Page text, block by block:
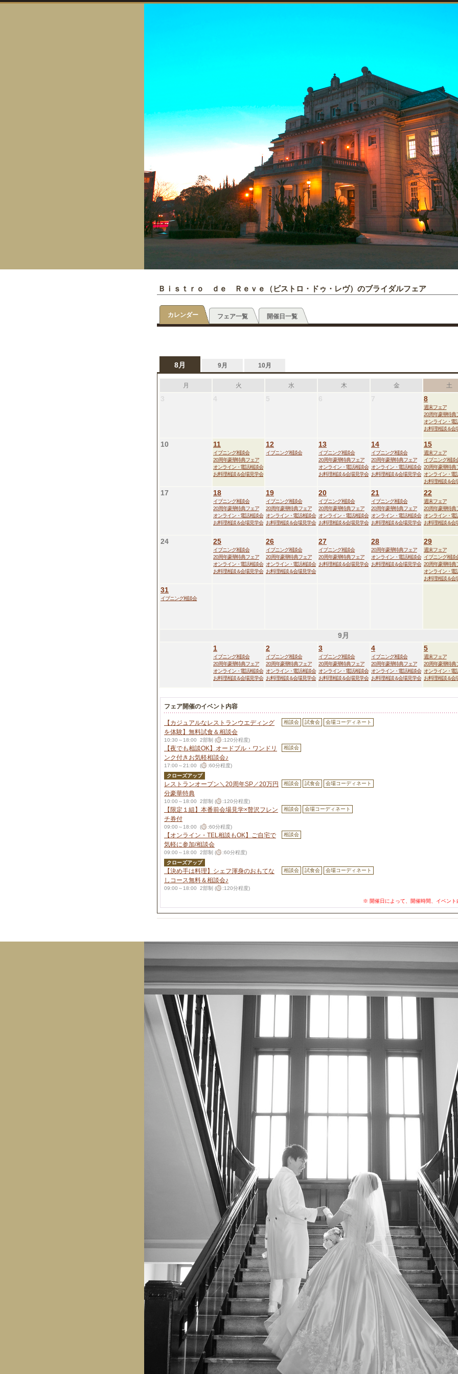
Ｂｉｓｔｒｏ ｄｅ Ｒｅｖｅ（ビストロ・ドゥ・レヴ）のブライダルフェア
カレンダー フェア一覧 開催日一覧
8月 9月 10月
月 火 水 木 金 土
8
週末フェア
20周年豪華特典
オンライン・電
お料理相談＆会
10 11
イブニング相談会
20周年豪華特典フェア
オンライン・電話相談会
お料理相談＆会場見学会
12
イブニング相談会
13
イブニング相談会
20周年豪華特典フェア
オンライン・電話相談会
お料理相談＆会場見学会
14
イブニング相談会
20周年豪華特典フェア
オンライン・電話相談会
お料理相談＆会場見学会
15
週末フェア
イブニング相談
20周年豪華特典
オンライン・電
お料理相談＆会
17 18
イブニング相談会
20周年豪華特典フェア
オンライン・電話相談会
お料理相談＆会場見学会
19
イブニング相談会
20周年豪華特典フェア
オンライン・電話相談会
お料理相談＆会場見学会
20
イブニング相談会
20周年豪華特典フェア
オンライン・電話相談会
お料理相談＆会場見学会
21
イブニング相談会
20周年豪華特典フェア
オンライン・電話相談会
お料理相談＆会場見学会
22
週末フェア
20周年豪華特典
オンライン・電
お料理相談＆会
24 25
イブニング相談会
20周年豪華特典フェア
オンライン・電話相談会
お料理相談＆会場見学会
26
イブニング相談会
20周年豪華特典フェア
オンライン・電話相談会
お料理相談＆会場見学会
27
イブニング相談会
20周年豪華特典フェア
お料理相談＆会場見学会
28
20周年豪華特典フェア
オンライン・電話相談会
お料理相談＆会場見学会
29
週末フェア
イブニング相談
20周年豪華特典
オンライン・電
お料理相談＆会
31
イブニング相談会
9月
1
イブニング相談会
20周年豪華特典フェア
オンライン・電話相談会
お料理相談＆会場見学会
2
イブニング相談会
20周年豪華特典フェア
オンライン・電話相談会
お料理相談＆会場見学会
3
イブニング相談会
20周年豪華特典フェア
オンライン・電話相談会
お料理相談＆会場見学会
4
イブニング相談会
20周年豪華特典フェア
オンライン・電話相談会
お料理相談＆会場見学会
5
週末フェア
20周年豪華特典
オンライン・電
お料理相談＆会
フェア開催のイベント内容
【カジュアルなレストランウエディング
を体験】無料試食＆相談会
10:30～18:00 2部制 ( :120分程度)
相談会 試食会 会場コーディネート
【夜でも相談OK】オードブル・ワンドリ
ンク付きお気軽相談会♪
17:00～21:00 ( :60分程度)
相談会
クローズアップ
レストランオープン＼20周年SP／20万円
分豪華特典
10:00～18:00 2部制 ( :120分程度)
相談会 試食会 会場コーディネート
【限定１組】本番前会場見学×贅沢フレン
チ券付
09:00～18:00 ( :60分程度)
相談会 会場コーディネート
【オンライン・TEL相談もOK】ご自宅で
気軽に参加/相談会
09:00～18:00 2部制 ( :60分程度)
相談会
クローズアップ
【決め手は料理】シェフ渾身のおもてな
しコース無料＆相談会♪
09:00～18:00 2部制 ( :120分程度)
相談会 試食会 会場コーディネート
※ 開催日によって、開催時間、イベント